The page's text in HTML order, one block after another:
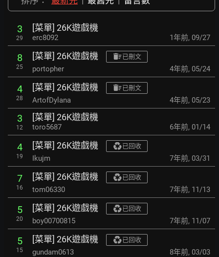
3
29
[菜單] 26K遊戲機
erc8092 1年前, 09/27
8
25
[菜單] 26K遊戲機 已刪文
portopher 4年前, 05/24
4
28
[菜單] 26K遊戲機 已刪文
ArtofDylana 4年前, 05/23
3
12
[菜單] 26K遊戲機
toro5687 6年前, 01/14
4
19
[菜單] 26K遊戲機 已回收
Ikujm 7年前, 03/31
7
16
[菜單] 26K遊戲機 已回收
tom06330 7年前, 11/13
5
20
[菜單] 26K遊戲機 已回收
boy00700815 7年前, 11/07
5
15
[菜單] 26K遊戲機 已回收
gundam0613 8年前, 03/03